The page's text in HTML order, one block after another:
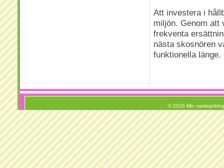
Att investera i
miljön. Genom att
frekventa
nästa skosnören
funktionella länge.
© 2026 Min